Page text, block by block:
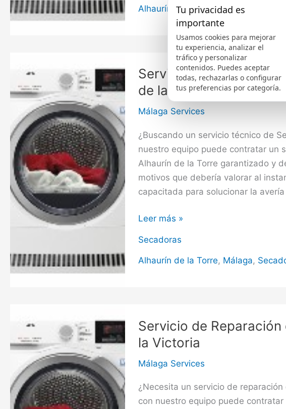
de
Secadoras
Grande
Alhaurín el Grande,Málaga
Servicio de Reparación
de la Torre
Málaga Services
¿Buscando un servicio técnico de
nuestro equipo puede contratar un
Alhaurín de la Torre garantizado y
motivos que debería valorar al
capacitada para solucionar la
Servicio
Reparación
de
la
Torre
Leer más »
Secadoras
Alhaurín de la Torre, Málaga,
Servicio de
la Victoria
Málaga Services
¿Necesita un servicio de
con nuestro equipo puede
Tu privacidad es
importante
Usamos cookies para mejorar
tu experiencia, analizar el
tráfico y personalizar
contenidos. Puedes aceptar
todas, rechazarlas o configurar
tus preferencias por categoría.